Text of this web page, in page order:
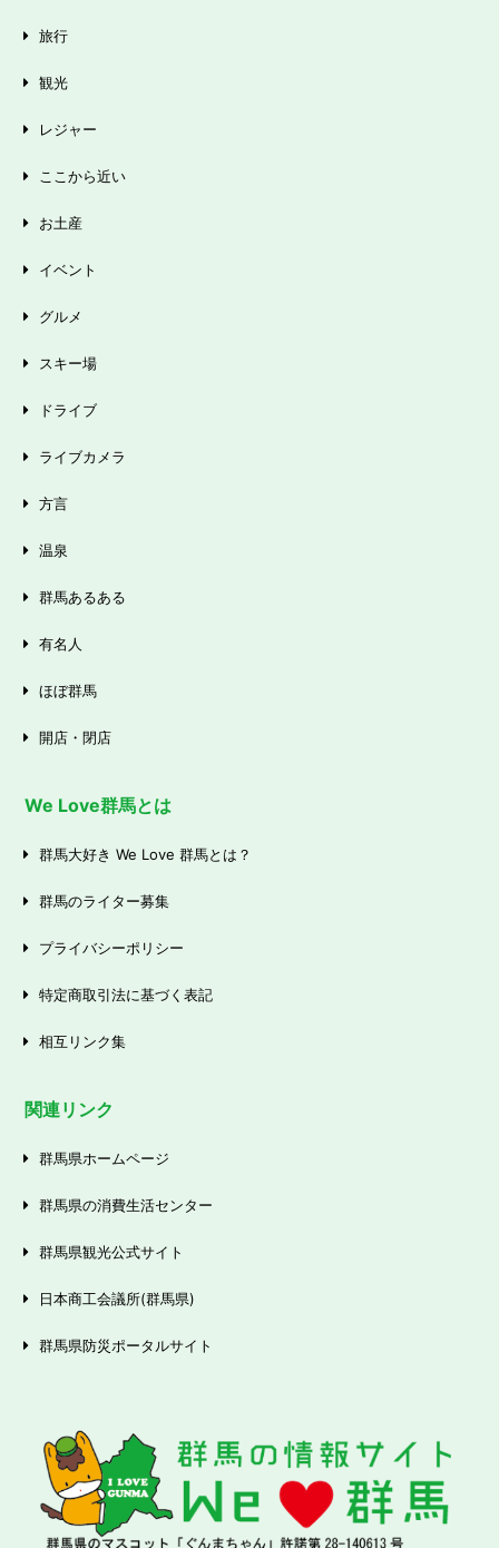
旅行
観光
レジャー
ここから近い
お土産
イベント
グルメ
スキー場
ドライブ
ライブカメラ
方言
温泉
群馬あるある
有名人
ほぼ群馬
開店・閉店
We Love群馬とは
群馬大好き We Love 群馬とは？
群馬のライター募集
プライバシーポリシー
特定商取引法に基づく表記
相互リンク集
関連リンク
群馬県ホームページ
群馬県の消費生活センター
群馬県観光公式サイト
日本商工会議所(群馬県)
群馬県防災ポータルサイト